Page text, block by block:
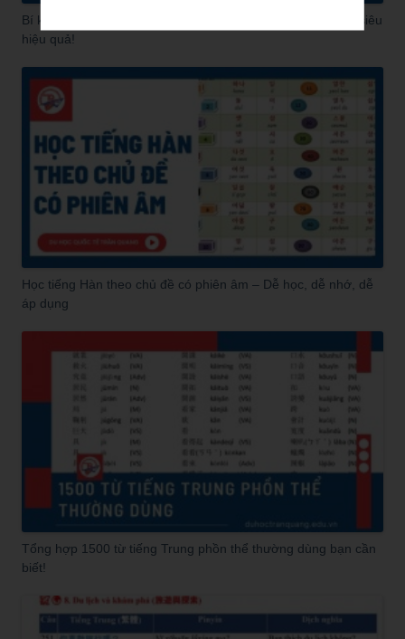
Bí kíp học từ vựng tiếng Hàn qua âm hán Hàn siêu nhanh, siêu
hiệu quả!
Học tiếng Hàn theo chủ đề có phiên âm – Dễ học, dễ nhớ, dễ
áp dụng
Tổng hợp 1500 từ tiếng Trung phồn thể thường dùng bạn cần
biết!